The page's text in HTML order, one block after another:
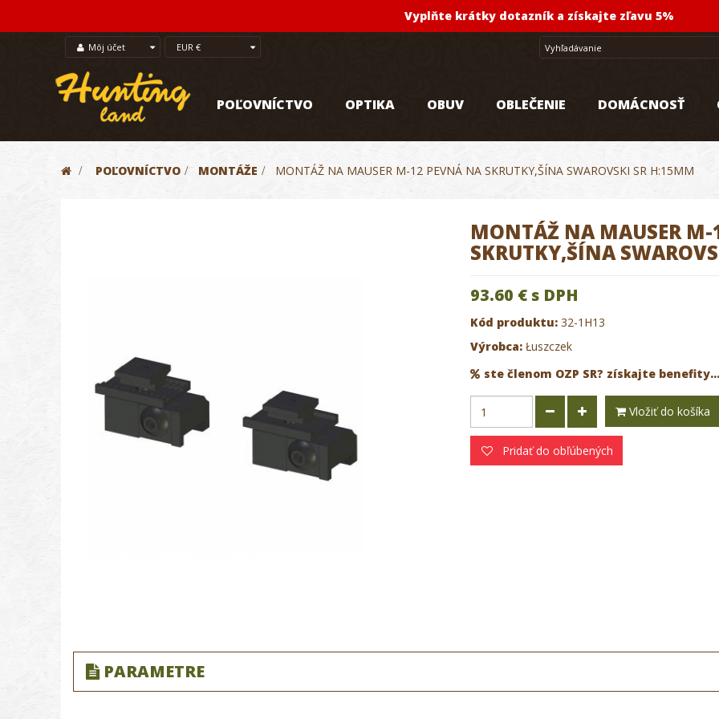
Vyplňte krátky dotazník a získajte zľavu 5%
Môj účet EUR €
POĽOVNÍCTVO OPTIKA OBUV OBLEČENIE DOMÁCNOSŤ
> POĽOVNÍCTVO > MONTÁŽE > MONTÁŽ NA MAUSER M-12 PEVNÁ NA SKRUTKY,ŠÍNA SWAROVSKI SR H:15MM
MONTÁŽ NA MAUSER
SKRUTKY,ŠÍNA
93.60 €s DPH
Kód produktu: 32-1H13
Výrobca: Łuszczek
ste členom OZP SR? získajte benefity...
Vložiť do košíka
Pridať do obľúbených
PARAMETRE